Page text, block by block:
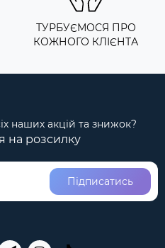
ТУРБУЄМОСЯ ПРО
КОЖНОГО КЛІЄНТА
наших акцій та знижок?
на розсилку
Підписатись